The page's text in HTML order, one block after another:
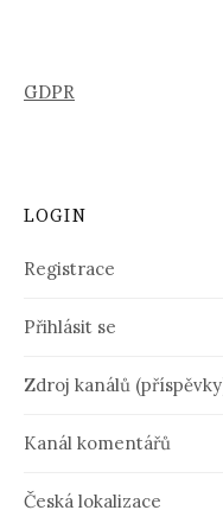
GDPR
LOGIN
Registrace
Přihlásit se
Zdroj kanálů
Kanál komentářů
Česká lokalizace